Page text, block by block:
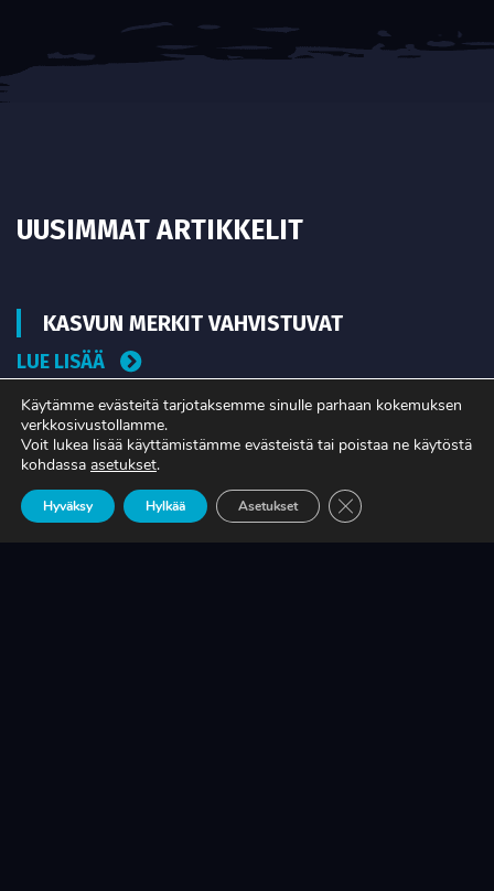
UUSIMMAT ARTIKKELIT
KASVUN MERKIT VAHVISTUVAT
LUE LISÄÄ
TIEDÄTKÖ, MITÄ TUOTANTONNE OIKEASTI
MAKSAA?
LUE LISÄÄ
Käytämme evästeitä tarjotaksemme sinulle parhaan kokemuksen
verkkosivustollamme.
Voit lukea lisää käyttämistämme evästeistä tai poistaa ne käytöstä
kohdassa asetukset.
Hyväksy Hylkää Asetukset Sulje evästebanneri